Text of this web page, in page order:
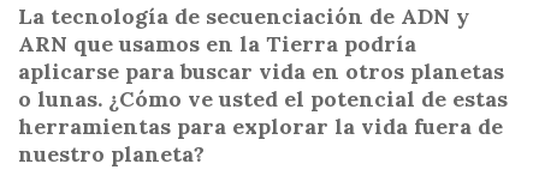
La tecnología de secuenciación de ADN y
ARN que usamos en la Tierra podría
aplicarse para buscar vida en otros planetas
o lunas. ¿Cómo ve usted el potencial de estas
herramientas para explorar la vida fuera de
nuestro planeta?